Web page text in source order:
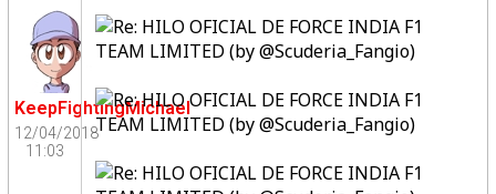
KeepFightingMichael
12/04/2018
11:03